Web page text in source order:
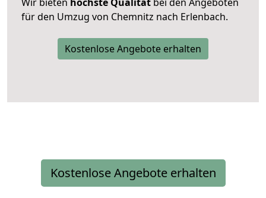
für den Umzug von Chemnitz nach Erlenbach.
Kostenlose Angebote erhalten
Kostenlose Angebote erhalten